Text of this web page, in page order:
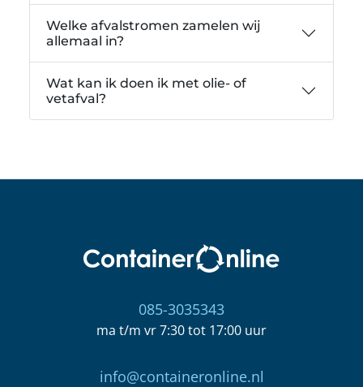
Welke afvalstromen zamelen wij
allemaal in?
Wat kan ik doen ik met olie- of
vetafval?
085-3035343
ma t/m vr 7:30 tot 17:00 uur
info@containeronline.nl